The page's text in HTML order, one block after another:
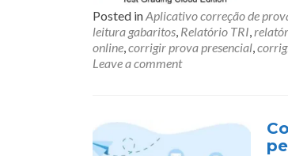
Posted inAplicativo correção de
leitura gabaritos, Relatório TRI,
online,corrigir prova presencial,
Leave a comment